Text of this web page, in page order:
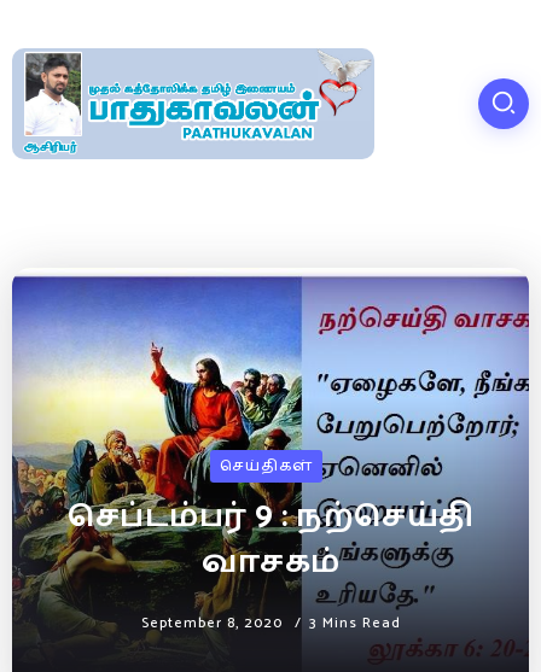
செய்திகள்
செப்டம்பர் 9 : நற்செய்தி
வாசகம்
September 8, 2020 3 Mins Read